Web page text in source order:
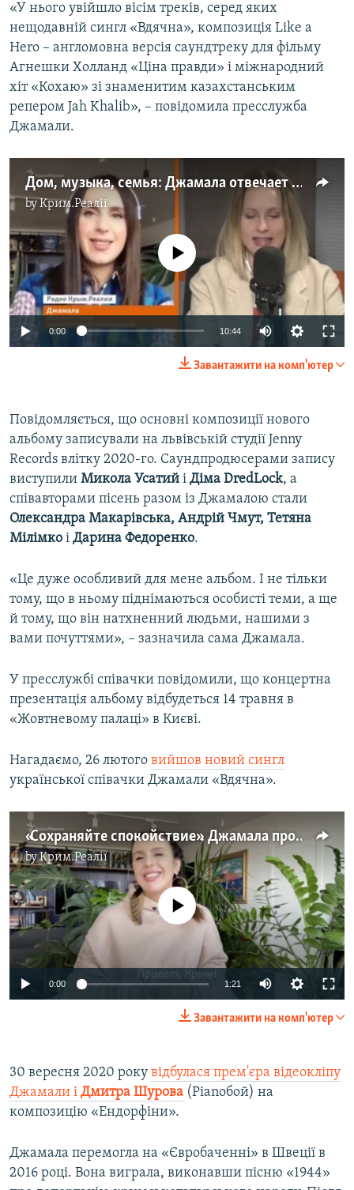
«У нього увійшло вісім треків, серед яких
нещодавній сингл «Вдячна», композиція Like a
Hero – англомовна версія саундтреку для фільму
Агнешки Холланд «Ціна правди» і міжнародний
хіт «Кохаю» зі знаменитим казахстанським
репером Jah Khalib», – повідомила пресслужба
Джамали.
Дом, музыка, семья: Джамала отвечает на вопросы детей из Крыма (видео)
byКрим.Реалії
1080p
No media source currently available
0:00 10:44
1080p
Завантажити на комп'ютер
Повідомляється, що основні композиції нового
альбому записували на львівській студії Jenny
Records влітку 2020-го. Саундпродюсерами запису
виступили Микола Усатий і Діма DredLock, а
співавторами пісень разом із Джамалою стали
Олександра Макарівська, Андрій Чмут, Тетяна
Мілімко і Дарина Федоренко.
«Це дуже особливий для мене альбом. І не тільки
тому, що в ньому піднімаються особисті теми, а ще
й тому, що він натхненний людьми, нашими з
вами почуттями», – зазначила сама Джамала.
У пресслужбі співачки повідомили, що концертна
презентація альбому відбудеться 14 травня в
«Жовтневому палаці» в Києві.
Нагадаємо, 26 лютого вийшов новий сингл
української співачки Джамали «Вдячна».​
«Сохраняйте спокойствие». Джамала просит крымчан оставаться дома (видео)
byКрим.Реалії
1080p
No media source currently available
0:00 1:21
1080p
Завантажити на комп'ютер
30 вересня 2020 року відбулася прем'єра відеокліпу
Джамали і Дмитра Шурова (Pianoбой) на
композицію «Ендорфіни».
Джамала перемогла на «Євробаченні» в Швеції в
2016 році. Вона виграла, виконавши пісню «1944»